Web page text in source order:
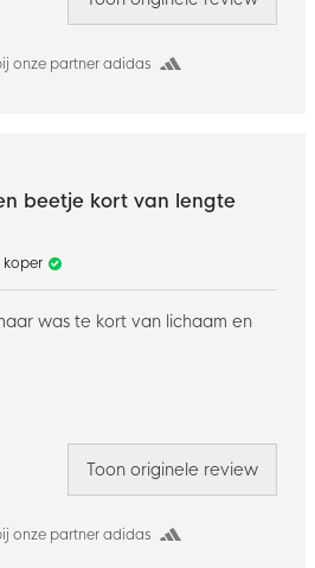
onze partner adidas
onze partner adidas
beetje kort van lengte
koper
was te kort van lichaam en
Toon originele review